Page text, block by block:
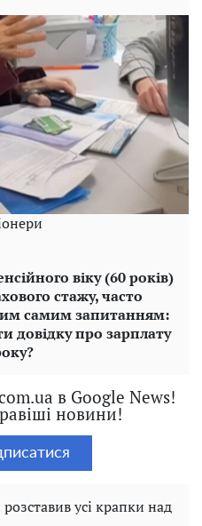
віку (60 років)
стажу, часто
самим запитанням:
довідку про зарплату
в Google News!
новини!
усі крапки над